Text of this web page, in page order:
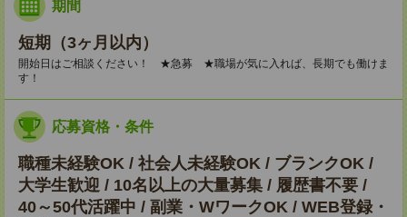
期間
短期（3ヶ月以内）
開始日はご相談ください！ ★急募 ★職場が気に入れば、長期でも働けま
す！
応募資格・条件
職種未経験OK / 社会人未経験OK / ブランクOK /
大学生歓迎 / 10名以上の大量募集 / 履歴書不要 /
40～50代活躍中 / 副業・WワークOK / WEB登録・